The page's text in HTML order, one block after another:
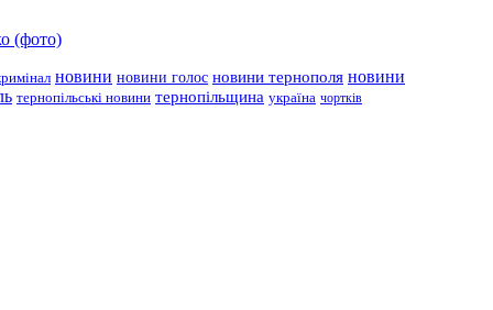
(фото)
новини новини голос новини тернополя новини
тернопільські новини тернопільщина україна чортків